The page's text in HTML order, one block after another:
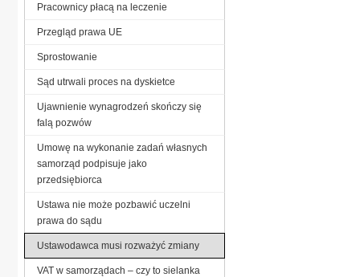
Pracownicy płacą na leczenie
Przegląd prawa UE
Sprostowanie
Sąd utrwali proces na dyskietce
Ujawnienie wynagrodzeń skończy się
falą pozwów
Umowę na wykonanie zadań własnych
samorząd podpisuje jako
przedsiębiorca
Ustawa nie może pozbawić uczelni
prawa do sądu
Ustawodawca musi rozważyć zmiany
VAT w samorządach – czy to sielanka